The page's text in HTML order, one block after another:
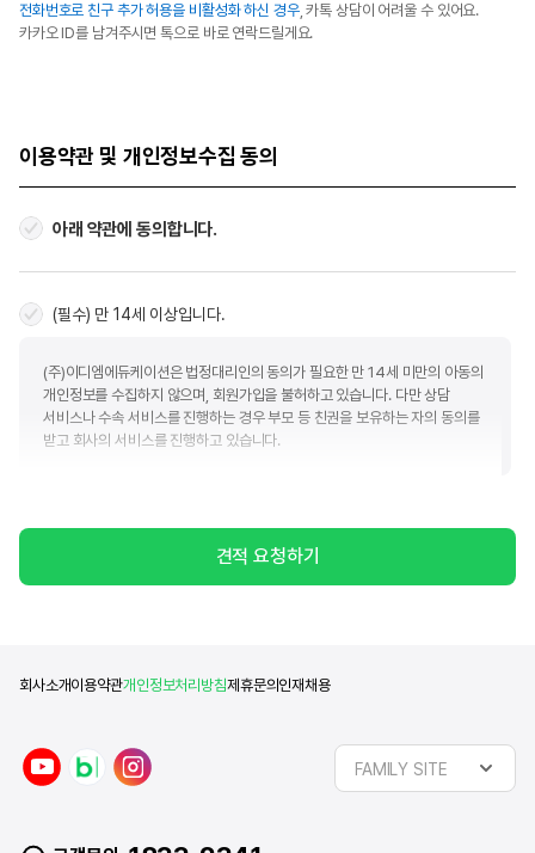
전화번호로 친구 추가 허용을 비활성화 하신 경우, 카톡 상담이 어려울 수 있어요.
카카오 ID를 남겨주시면 톡으로 바로 연락드릴게요.
이용약관 및 개인정보수집 동의
아래 약관에 동의합니다.
(필수) 만 14세 이상입니다.
(주)이디엠에듀케이션은 법정대리인의 동의가 필요한 만 14세 미만의 아동의
개인정보를 수집하지 않으며, 회원가입을 불허하고 있습니다. 다만 상담
서비스나 수속 서비스를 진행하는 경우 부모 등 친권을 보유하는 자의 동의를
받고 회사의 서비스를 진행하고 있습니다.
(주)이디엠에듀케이션(이하 "회사")는 아래와 같은 목적으로 개인정보를 수집
및 이용하고자 합니다. 회사는 귀하의 정보를 관리함에 있어서 「개인정보
■ 개인정보 수집 및 이용에 대한 동의(필수)
이름, 휴대폰번호, 이메일,
카카오톡ID, 전화번호, 주소,
및
동의일로부터
2년
견적 요청하기
회사소개이용약관개인정보처리방침제휴문의 인재채용
n
a
FAMILY SITE